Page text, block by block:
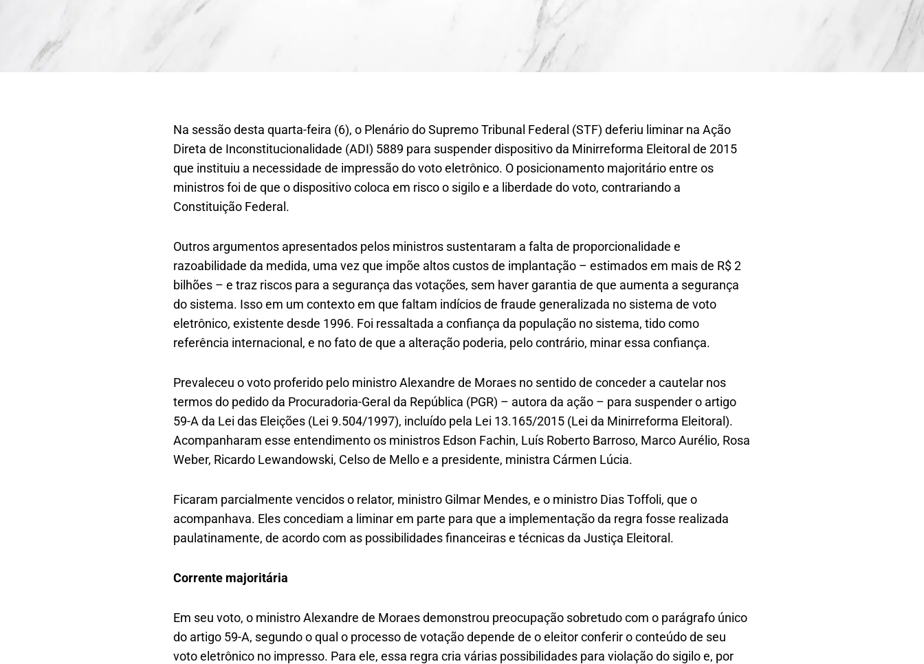
Na sessão desta quarta-feira (6), o Plenário do Supremo Tribunal Federal (STF) deferiu liminar na Ação
Direta de Inconstitucionalidade (ADI) 5889 para suspender dispositivo da Minirreforma Eleitoral de 2015
que instituiu a necessidade de impressão do voto eletrônico. O posicionamento majoritário entre os
ministros foi de que o dispositivo coloca em risco o sigilo e a liberdade do voto, contrariando a
Constituição Federal.
Outros argumentos apresentados pelos ministros sustentaram a falta de proporcionalidade e
razoabilidade da medida, uma vez que impõe altos custos de implantação – estimados em mais de R$ 2
bilhões – e traz riscos para a segurança das votações, sem haver garantia de que aumenta a segurança
do sistema. Isso em um contexto em que faltam indícios de fraude generalizada no sistema de voto
eletrônico, existente desde 1996. Foi ressaltada a confiança da população no sistema, tido como
referência internacional, e no fato de que a alteração poderia, pelo contrário, minar essa confiança.
Prevaleceu o voto proferido pelo ministro Alexandre de Moraes no sentido de conceder a cautelar nos
termos do pedido da Procuradoria-Geral da República (PGR) – autora da ação – para suspender o artigo
59-A da Lei das Eleições (Lei 9.504/1997), incluído pela Lei 13.165/2015 (Lei da Minirreforma Eleitoral).
Acompanharam esse entendimento os ministros Edson Fachin, Luís Roberto Barroso, Marco Aurélio, Rosa
Weber, Ricardo Lewandowski, Celso de Mello e a presidente, ministra Cármen Lúcia.
Ficaram parcialmente vencidos o relator, ministro Gilmar Mendes, e o ministro Dias Toffoli, que o
acompanhava. Eles concediam a liminar em parte para que a implementação da regra fosse realizada
paulatinamente, de acordo com as possibilidades financeiras e técnicas da Justiça Eleitoral.
Corrente majoritária
Em seu voto, o ministro Alexandre de Moraes demonstrou preocupação sobretudo com o parágrafo único
do artigo 59-A, segundo o qual o processo de votação depende de o eleitor conferir o conteúdo de seu
voto eletrônico no impresso. Para ele, essa regra cria várias possibilidades para violação do sigilo e, por